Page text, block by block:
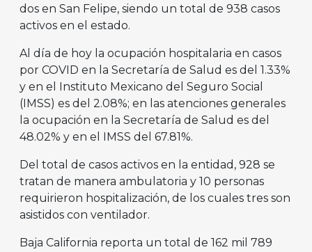
dos en San Felipe, siendo un total de 938 casos
activos en el estado.
Al día de hoy la ocupación hospitalaria en casos
por COVID en la Secretaría de Salud es del 1.33%
y en el Instituto Mexicano del Seguro Social
(IMSS) es del 2.08%; en las atenciones generales
la ocupación en la Secretaría de Salud es del
48.02% y en el IMSS del 67.81%.
Del total de casos activos en la entidad, 928 se
tratan de manera ambulatoria y 10 personas
requirieron hospitalización, de los cuales tres son
asistidos con ventilador.
Baja California reporta un total de 162 mil 789